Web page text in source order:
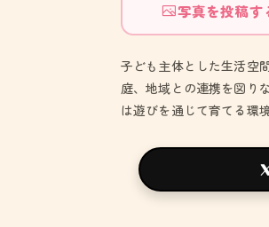
写真を投稿す
子ども主体とした生活空
庭、地域との連携を図り
は遊びを通じて育てる環